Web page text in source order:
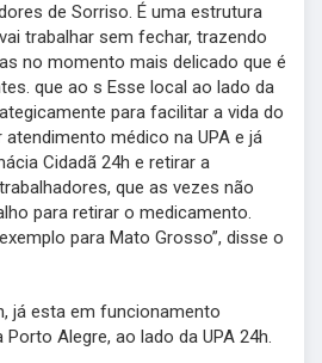
de Sorriso. É uma estrutura
trabalhar sem fechar, trazendo
no momento mais delicado que é
que ao s Esse local ao lado da
para facilitar a vida do
médico na UPA e já
Cidadã 24h e retirar a
que as vezes não
para retirar o medicamento.
para Mato Grosso”, disse o
já esta em funcionamento
Alegre, ao lado da UPA 24h.